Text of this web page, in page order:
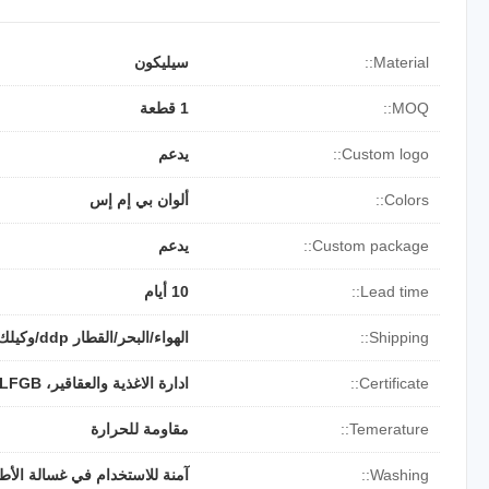
Material:: سيليكون
MOQ:: 1 قطعة
Custom logo:: يدعم
Colors:: ألوان بي إم إس
Custom package:: يدعم
Lead time:: 10 أيام
Shipping:: الهواء/البحر/القطار ddp/وكيلك
Certificate:: ادارة الاغذية والعقاقير، LFGB، بنفايات، الوصول
Temerature:: مقاومة للحرارة
Washing:: آمنة للاستخدام في غسالة